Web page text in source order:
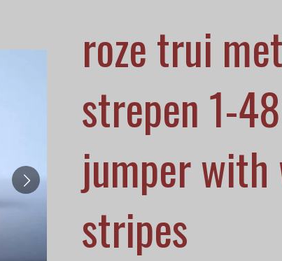
roze trui
strepen 1-
jumper
stripes